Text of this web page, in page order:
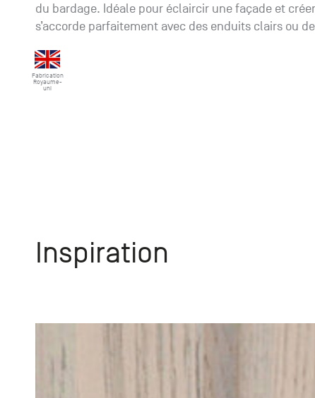
du bardage. Idéale pour éclaircir une façade et
s’accorde parfaitement avec des enduits clairs ou
Fabrication
Royaume-
uni
Inspiration